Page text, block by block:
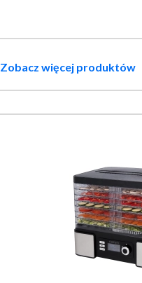
Zobacz więcej produktów